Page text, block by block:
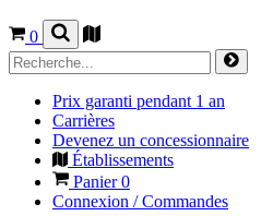
0
Prix garanti pendant 1 an
Carrières
Devenez un concessionnaire
Établissements
Panier0
Connexion / Commandes